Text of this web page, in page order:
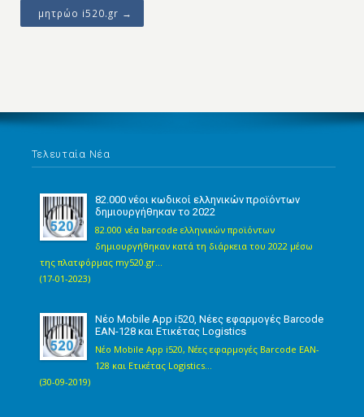
μητρώο i520.gr →
Τελευταία Νέα
82.000 νέοι κωδικοί ελληνικών προϊόντων
δημιουργήθηκαν το 2022
82.000 νέα barcode ελληνικών προϊόντων
δημιουργήθηκαν κατά τη διάρκεια του 2022 μέσω
της πλατφόρμας my520.gr...
(17-01-2023)
Νέο Mobile App i520, Νέες εφαρμογές Barcode
EAN-128 και Ετικέτας Logistics
Νέο Mobile App i520, Νέες εφαρμογές Barcode EAN-
128 και Ετικέτας Logistics...
(30-09-2019)